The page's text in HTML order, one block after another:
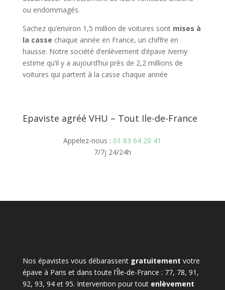
ou endommagés.
Sachez qu’environ 1,5 million de voitures sont mises à
la casse chaque année en France, un chiffre en
hausse. Notre société d’enlèvement d’épave Iverny
estime qu’il y a aujourd’hui près de 2,2 millions de
voitures qui partent à la casse chaque année
Epaviste agréé VHU – Tout Ile-de-France
Appelez-nous : 01 83 64 20 41
7/7j 24/24h
Nos épavistes vous débarassent gratuitement votre
épave à Paris et dans toute l’Île-de-France : 77, 78, 91,
92, 93, 94 et 95. Intervention pour tout enlèvement